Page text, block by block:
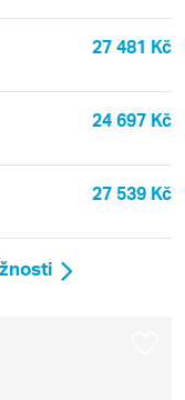
27 481 Kč
24 697 Kč
27 539 Kč